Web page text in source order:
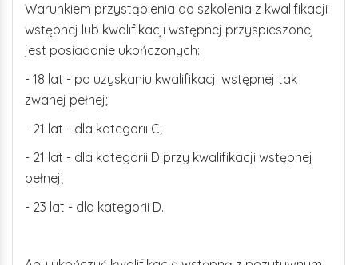
Warunkiem przystąpienia do szkolenia z kwalifikacji
wstępnej lub kwalifikacji wstępnej przyspieszonej
jest posiadanie ukończonych:
- 18 lat - po uzyskaniu kwalifikacji wstępnej tak
zwanej pełnej;
- 21 lat - dla kategorii C;
- 21 lat - dla kategorii D przy kwalifikacji wstępnej
pełnej;
- 23 lat - dla kategorii D.